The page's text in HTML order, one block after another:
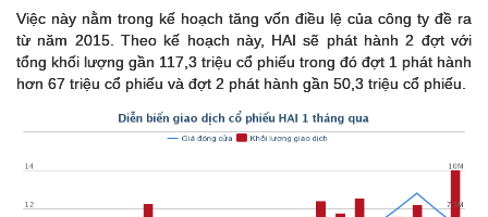
Việc này nằm trong kế hoạch tăng vốn điều lệ của công ty đề ra
từ năm 2015. Theo kế hoạch này, HAI sẽ phát hành 2 đợt với
tổng khối lượng gần 117,3 triệu cổ phiếu trong đó đợt 1 phát hành
hơn 67 triệu cổ phiếu và đợt 2 phát hành gần 50,3 triệu cổ phiếu.